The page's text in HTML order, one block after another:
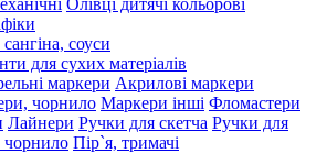
Олівці дитячі кольорові
соуси
для сухих матеріалів
маркери Акрилові маркери
чорнило Маркери інші Фломастери
Лайнери Ручки для скетча Ручки для
Пір`я, тримачі